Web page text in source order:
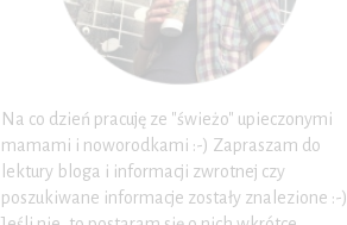
Na co dzień pracuję ze "świeżo" upieczonymi
mamami i noworodkami :-) Zapraszam do
lektury bloga i informacji zwrotnej czy
poszukiwane informacje zostały znalezione :-)